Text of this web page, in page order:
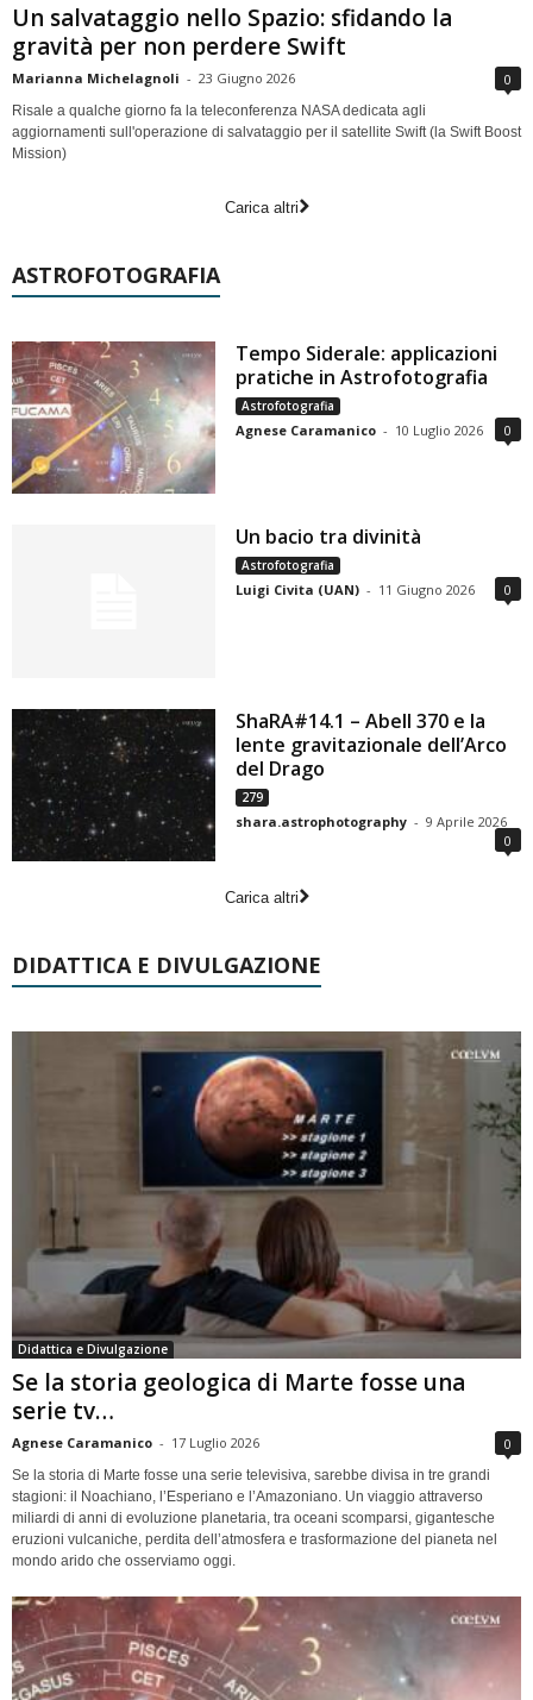
Un salvataggio nello Spazio: sfidando la
gravità per non perdere Swift
Marianna Michelagnoli - 23 Giugno 2026 0
Risale a qualche giorno fa la teleconferenza NASA dedicata agli
aggiornamenti sull'operazione di salvataggio per il satellite Swift (la Swift Boost
Mission)
Carica altri
ASTROFOTOGRAFIA
Tempo Siderale: applicazioni
pratiche in Astrofotografia
Astrofotografia
Agnese Caramanico - 10 Luglio 2026 0
Un bacio tra divinità
Astrofotografia
Luigi Civita (UAN) - 11 Giugno 2026 0
ShaRA#14.1 – Abell 370 e la
lente gravitazionale dell’Arco
del Drago
279
shara.astrophotography - 9 Aprile 2026
0
Carica altri
DIDATTICA E DIVULGAZIONE
Didattica e Divulgazione
Se la storia geologica di Marte fosse una
serie tv…
Agnese Caramanico - 17 Luglio 2026 0
Se la storia di Marte fosse una serie televisiva, sarebbe divisa in tre grandi
stagioni: il Noachiano, l’Esperiano e l’Amazoniano. Un viaggio attraverso
miliardi di anni di evoluzione planetaria, tra oceani scomparsi, gigantesche
eruzioni vulcaniche, perdita dell’atmosfera e trasformazione del pianeta nel
mondo arido che osserviamo oggi.